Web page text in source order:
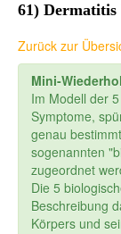
61)
Zurück zur
Mini-
Im Modell der
Symptome,
genau
sogenannten
zugeordnet
Die 5
Beschreibung
Körpers und